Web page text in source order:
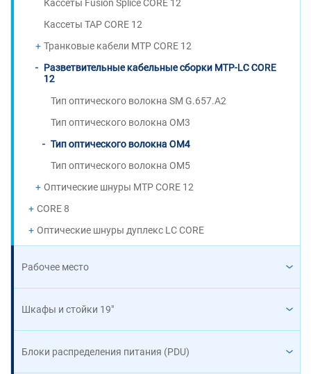
Кассеты Fusion Splice CORE 12
Кассеты TAP CORE 12
Транковые кабели MTP CORE 12
Разветвительные кабельные сборки MTP-LC CORE
12
Тип оптического волокна SM G.657.A2
Тип оптического волокна OM3
Тип оптического волокна OM4
Тип оптического волокна OM5
Оптические шнуры MTP CORE 12
CORE 8
Оптические шнуры дуплекс LC CORE
Рабочее место
Шкафы и стойки 19"
Блоки распределения питания (PDU)